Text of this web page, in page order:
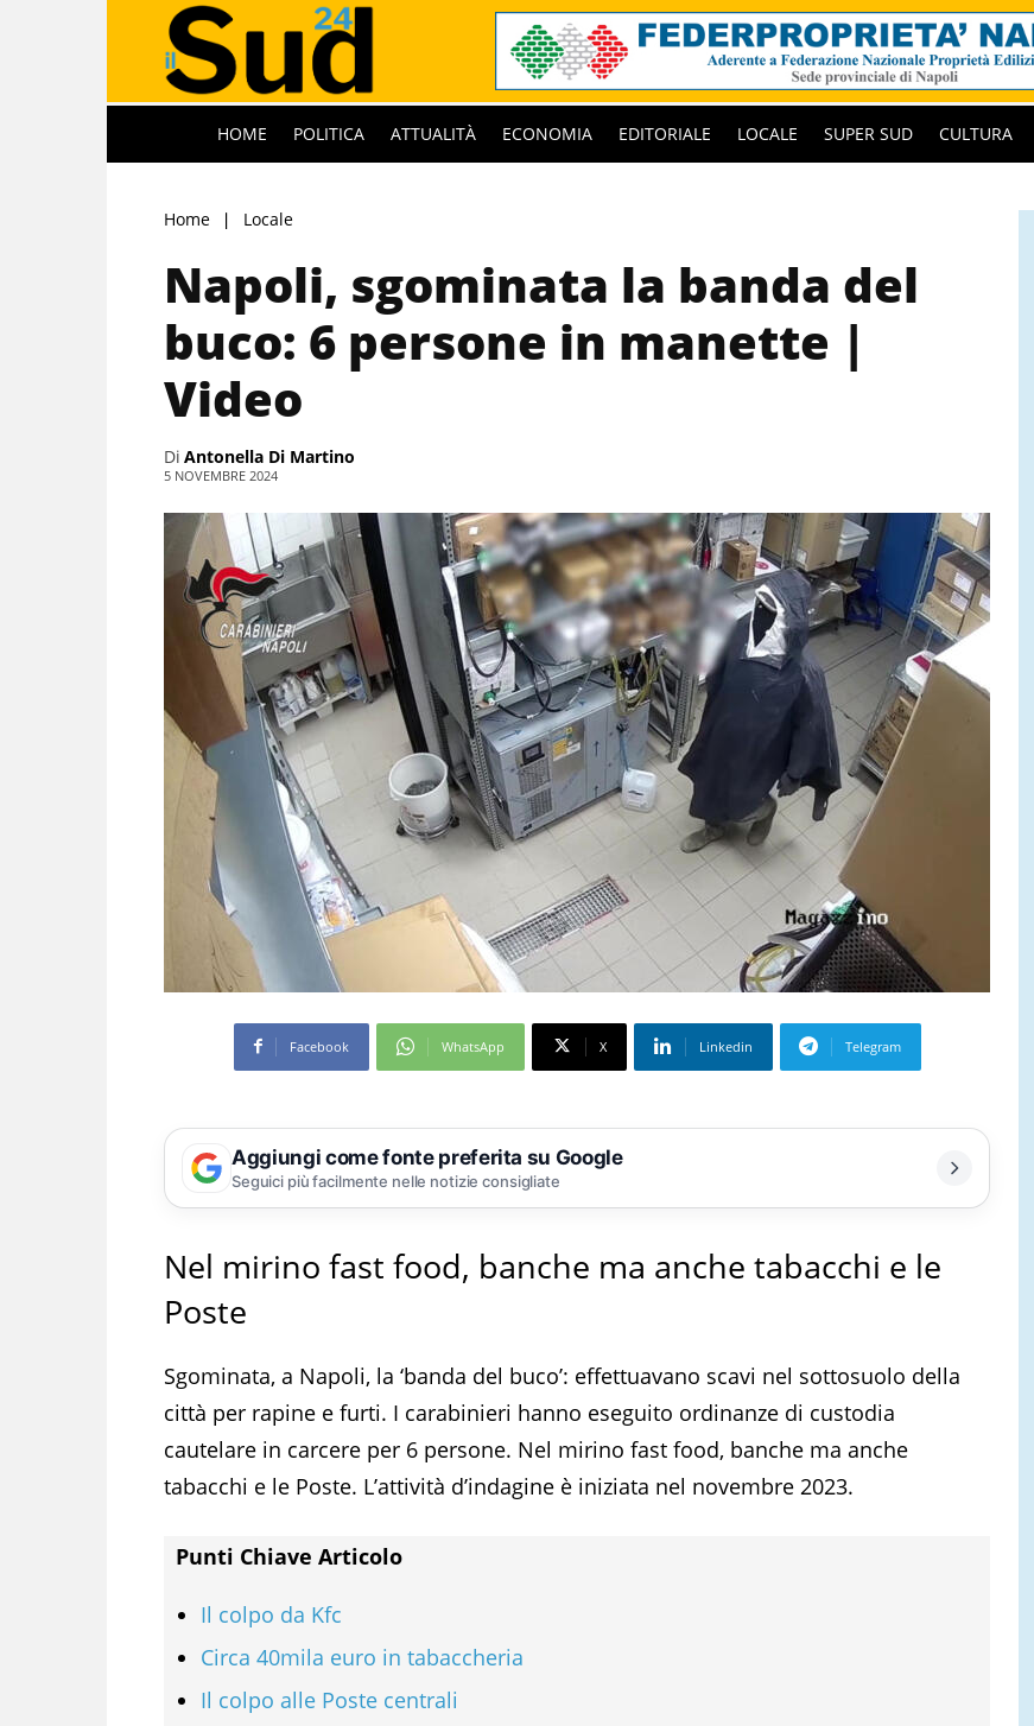
HOME POLITICA ATTUALITÀ ECONOMIA EDITORIALE LOCALE SUPER SUD CULTURA
Home Locale
Napoli, sgominata la banda del
buco: 6 persone in manette |
Video
Di Antonella Di Martino
5 NOVEMBRE 2024
Facebook WhatsApp X Linkedin Telegram
Aggiungi come fonte preferita su Google
Seguici più facilmente nelle notizie consigliate
Nel mirino fast food, banche ma anche tabacchi e le
Poste
Sgominata, a Napoli, la ‘banda del buco’: effettuavano scavi nel sottosuolo della
città per rapine e furti. I carabinieri hanno eseguito ordinanze di custodia
cautelare in carcere per 6 persone. Nel mirino fast food, banche ma anche
tabacchi e le Poste. L’attività d’indagine è iniziata nel novembre 2023.
Punti Chiave Articolo
Il colpo da Kfc
Circa 40mila euro in tabaccheria
Il colpo alle Poste centrali